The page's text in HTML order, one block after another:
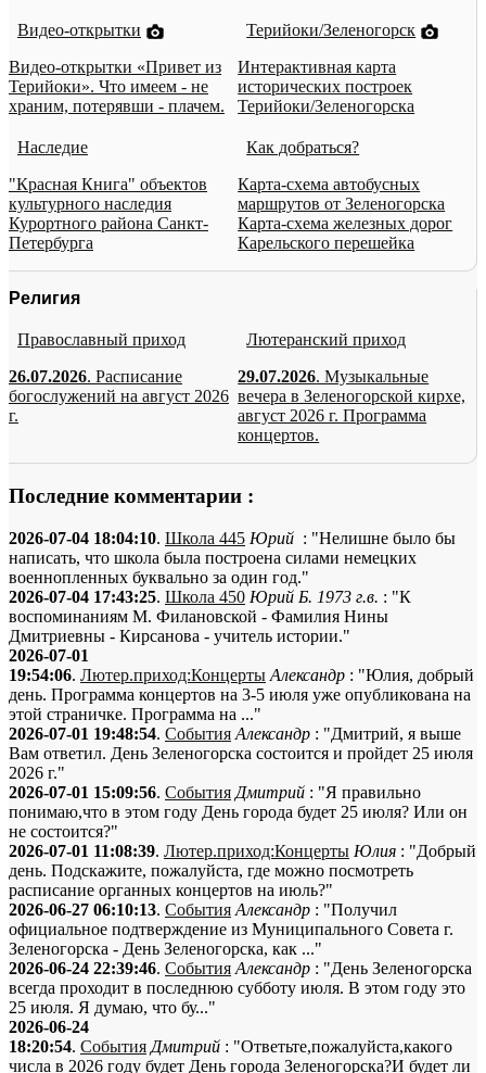
Видео-открытки
Видео-открытки «Привет из
Терийоки». Что имеем - не
храним, потерявши - плачем.
Терийоки/Зеленогорск
Интерактивная карта
исторических построек
Терийоки/Зеленогорска
Наследие
"Красная Книга" объектов
культурного наследия
Курортного района Санкт-
Петербурга
Как добраться?
Карта-схема автобусных
маршрутов от Зеленогорска
Карта-схема железных дорог
Карельского перешейка
Религия
Православный приход
26.07.2026. Расписание
богослужений на август 2026
г.
Лютеранский приход
29.07.2026. Музыкальные
вечера в Зеленогорской кирхе,
август 2026 г. Программа
концертов.
Последние комментарии :
2026-07-04 18:04:10. Школа 445 Юрий : "Нелишне было бы
написать, что школа была построена силами немецких
военнопленных буквально за один год."
2026-07-04 17:43:25. Школа 450 Юрий Б. 1973 г.в. : "К
воспоминаниям М. Филановской - Фамилия Нины
Дмитриевны - Кирсанова - учитель истории."
2026-07-01
19:54:06. Лютер.приход:Концерты Александр : "Юлия, добрый
день. Программа концертов на 3-5 июля уже опубликована на
этой страничке. Программа на ..."
2026-07-01 19:48:54. События Александр : "Дмитрий, я выше
Вам ответил. День Зеленогорска состоится и пройдет 25 июля
2026 г."
2026-07-01 15:09:56. События Дмитрий : "Я правильно
понимаю,что в этом году День города будет 25 июля? Или он
не состоится?"
2026-07-01 11:08:39. Лютер.приход:Концерты Юлия : "Добрый
день. Подскажите, пожалуйста, где можно посмотреть
расписание органных концертов на июль?"
2026-06-27 06:10:13. События Александр : "Получил
официальное подтверждение из Муниципального Совета г.
Зеленогорска - День Зеленогорска, как ..."
2026-06-24 22:39:46. События Александр : "День Зеленогорска
всегда проходит в последнюю субботу июля. В этом году это
25 июля. Я думаю, что бу..."
2026-06-24
18:20:54. События Дмитрий : "Ответьте,пожалуйста,какого
числа в 2026 году будет День города Зеленогорска?И будет ли